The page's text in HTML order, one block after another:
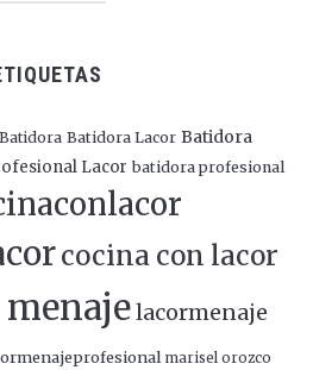
Batidora Batidora Lacor Batidora
Lacor batidora profesional
cocina con lacor
lacormenaje
marisel orozco